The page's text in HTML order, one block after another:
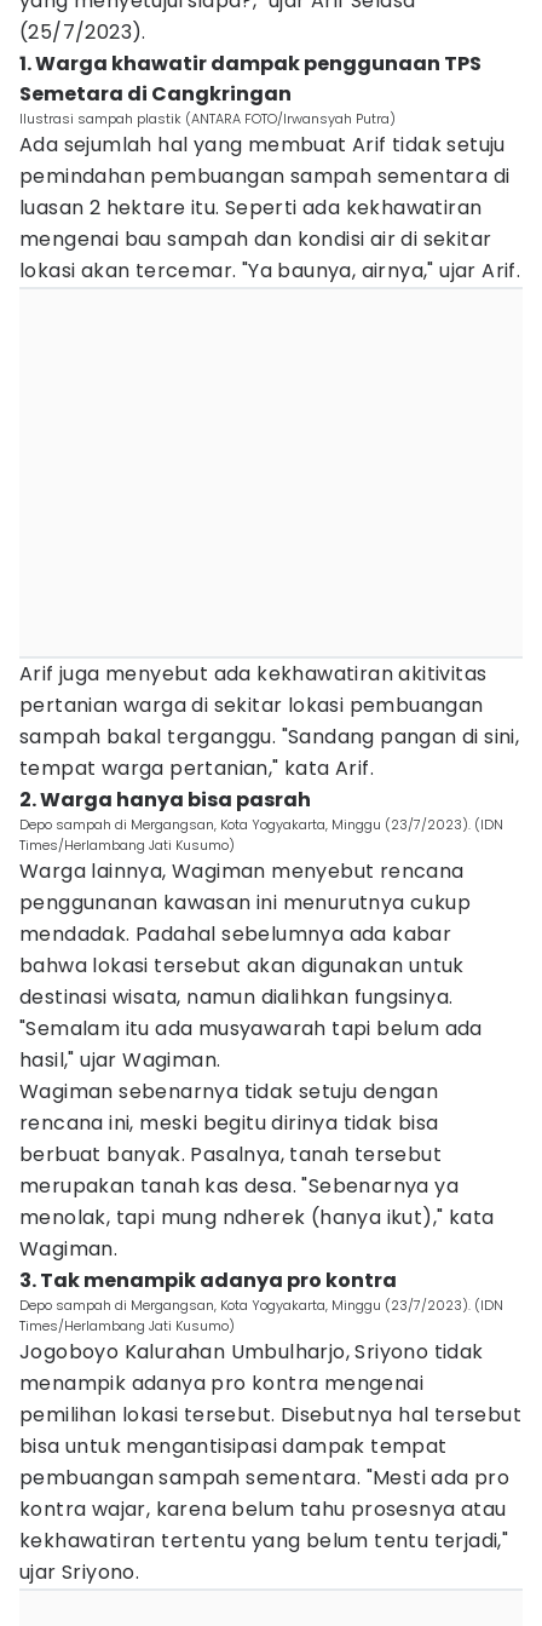
(25/7/2023).
1. Warga khawatir dampak penggunaan TPS
Semetara di Cangkringan
Ilustrasi sampah plastik (ANTARA FOTO/Irwansyah Putra)
Ada sejumlah hal yang membuat Arif tidak setuju
pemindahan pembuangan sampah sementara di
luasan 2 hektare itu. Seperti ada kekhawatiran
mengenai bau sampah dan kondisi air di sekitar
lokasi akan tercemar. "Ya baunya, airnya," ujar Arif.
Arif juga menyebut ada kekhawatiran akitivitas
pertanian warga di sekitar lokasi pembuangan
sampah bakal terganggu. "Sandang pangan di sini,
tempat warga pertanian," kata Arif.
2. Warga hanya bisa pasrah
Depo sampah di Mergangsan, Kota Yogyakarta, Minggu (23/7/2023). (IDN
Times/Herlambang Jati Kusumo)
Warga lainnya, Wagiman menyebut rencana
penggunanan kawasan ini menurutnya cukup
mendadak. Padahal sebelumnya ada kabar
bahwa lokasi tersebut akan digunakan untuk
destinasi wisata, namun dialihkan fungsinya.
"Semalam itu ada musyawarah tapi belum ada
hasil," ujar Wagiman.
Wagiman sebenarnya tidak setuju dengan
rencana ini, meski begitu dirinya tidak bisa
berbuat banyak. Pasalnya, tanah tersebut
merupakan tanah kas desa. "Sebenarnya ya
menolak, tapi mung ndherek (hanya ikut)," kata
Wagiman.
3. Tak menampik adanya pro kontra
Depo sampah di Mergangsan, Kota Yogyakarta, Minggu (23/7/2023). (IDN
Times/Herlambang Jati Kusumo)
Jogoboyo Kalurahan Umbulharjo, Sriyono tidak
menampik adanya pro kontra mengenai
pemilihan lokasi tersebut. Disebutnya hal tersebut
bisa untuk mengantisipasi dampak tempat
pembuangan sampah sementara. "Mesti ada pro
kontra wajar, karena belum tahu prosesnya atau
kekhawatiran tertentu yang belum tentu terjadi,"
ujar Sriyono.